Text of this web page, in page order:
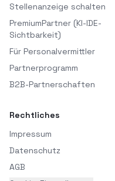
Stellenanzeige schalten
PremiumPartner (KI-IDE-
Sichtbarkeit)
Für Personalvermittler
Partnerprogramm
B2B-Partnerschaften
Rechtliches
Impressum
Datenschutz
AGB